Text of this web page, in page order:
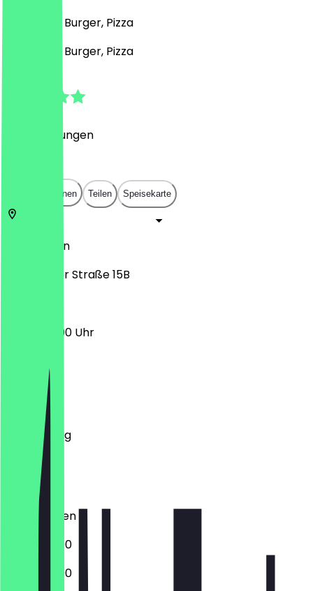
Fast Food, Burger, Pizza
Fast Food, Burger, Pizza
Bewertungen
In App öffnen Teilen Speisekarte
Bonn
Frankfurter Straße 15B
13:00 - 22:00 Uhr
Montag
Dienstag
Mittwoch
Donnerstag
Freitag
Samstag
Sonntag
Geschlossen
16:30 - 22:00
16:30 - 22:00